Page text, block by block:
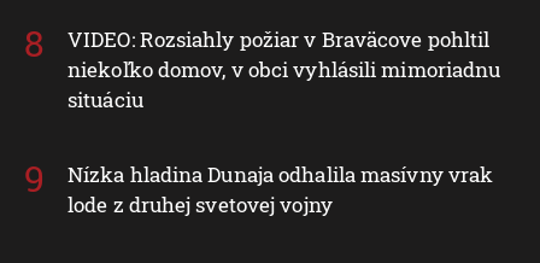
VIDEO: Rozsiahly požiar v Braväcove pohltil
niekoľko domov, v obci vyhlásili mimoriadnu
situáciu
Nízka hladina Dunaja odhalila masívny vrak
lode z druhej svetovej vojny